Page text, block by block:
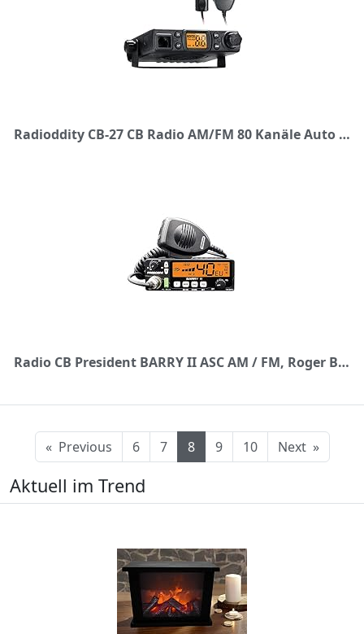
Radioddity CB-27 CB Radio AM/FM 80 Kanäle Auto CB Radio LKW für Europa mit abnehmbarem Mikrofon und Autoladegerät
Radio CB President BARRY II ASC AM / FM, Roger Beep, NB, ANL, Port USB, VOX, 12 V / 24 V.
« Previous 6 7 8 9 10 Next »
Aktuell im Trend